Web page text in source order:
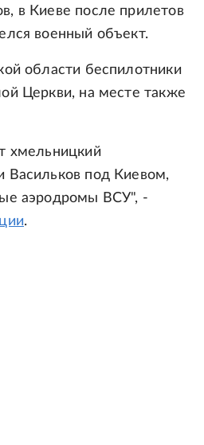
в Киеве после прилетов
военный объект.
области беспилотники
Церкви, на месте также
хмельницкий
Васильков под Киевом,
аэродромы ВСУ", -
.